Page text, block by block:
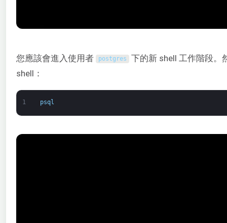
您應該會進入使用者 postgres 下的新 shell 工作階段。
shell：
1 psql